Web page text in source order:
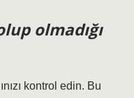
olmadığı
kontrol edin. Bu